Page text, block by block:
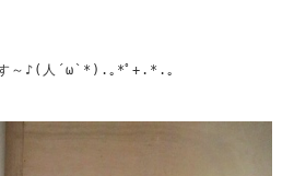
す～♪(人´ω`*).｡*ﾟ+.*.｡